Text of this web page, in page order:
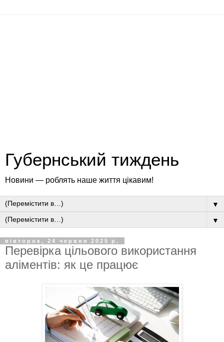
Губернський тиждень
Новини — роблять наше життя цікавим!
▼
▼
вівторок, 24 червня 2025 р.
Перевірка цільового використання
аліментів: як це працює